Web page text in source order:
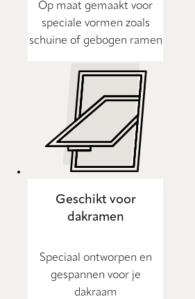
Op maat gemaakt voor
speciale vormen zoals
schuine of gebogen ramen
Geschikt voor
dakramen
Speciaal ontworpen en
gespannen voor je
dakraam